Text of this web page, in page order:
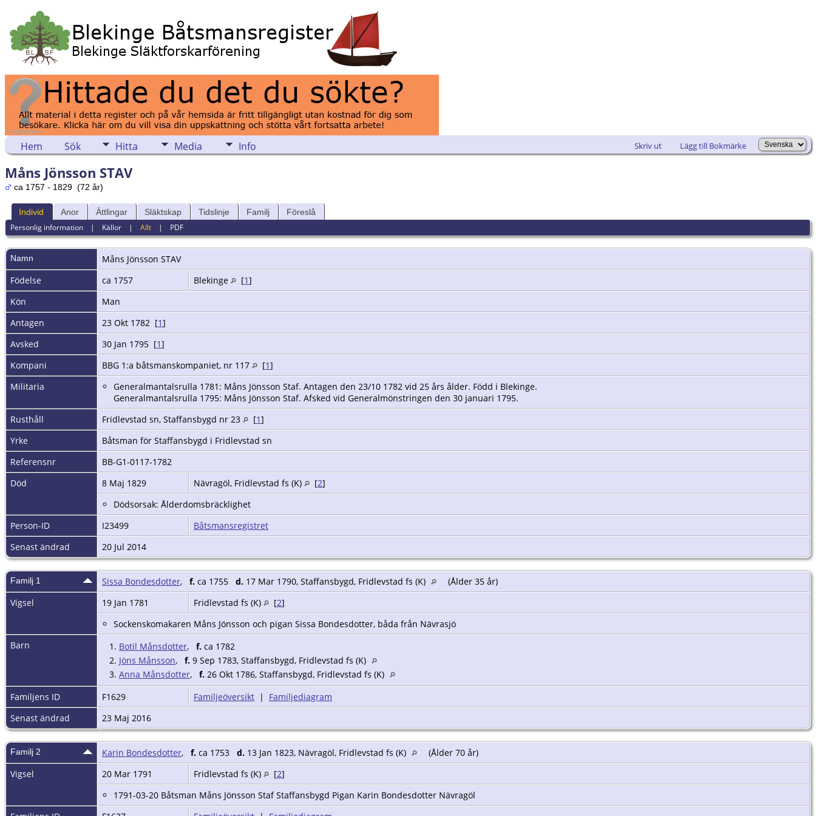
Hem Sök Hitta Media Info Skriv ut Lägg till Bokmärke
Måns Jönsson STAV
ca 1757 - 1829 (72 år)
Individ Anor Ättlingar Släktskap Tidslinje Familj Föreslå
Personlig information | Källor |Allt | PDF
Namn Måns Jönsson STAV
Födelse
ca 1757 Blekinge [1]
Kön
Man
Antagen
23 Okt 1782 [1]
Avsked
30 Jan 1795 [1]
Kompani
BBG 1:a båtsmanskompaniet, nr 117 [1]
Militaria
Generalmantalsrulla 1781: Måns Jönsson Staf. Antagen den 23/10 1782 vid 25 års ålder. Född i Blekinge.
Generalmantalsrulla 1795: Måns Jönsson Staf. Afsked vid Generalmönstringen den 30 januari 1795.
Rusthåll
Fridlevstad sn, Staffansbygd nr 23 [1]
Yrke
Båtsman för Staffansbygd i Fridlevstad sn
Referensnr
BB-G1-0117-1782
Död
8 Maj 1829 Nävragöl, Fridlevstad fs (K) [2]
Dödsorsak: Ålderdomsbräcklighet
Person-ID
I23499
Båtsmansregistret
Senast ändrad
20 Jul 2014
Familj 1 Sissa Bondesdotter, f. ca 1755 d. 17 Mar 1790, Staffansbygd, Fridlevstad fs (K)
(Ålder 35 år)
Vigsel
19 Jan 1781 Fridlevstad fs (K) [2]
Sockenskomakaren Måns Jönsson och pigan Sissa Bondesdotter, båda från Nävrasjö
Barn
1. Botil Månsdotter, f. ca 1782
2. Jöns Månsson, f. 9 Sep 1783, Staffansbygd, Fridlevstad fs (K)
3. Anna Månsdotter, f. 26 Okt 1786, Staffansbygd, Fridlevstad fs (K)
Familjens ID
F1629 Familjeöversikt | Familjediagram
Senast ändrad
23 Maj 2016
Familj 2 Karin Bondesdotter, f. ca 1753 d. 13 Jan 1823, Nävragöl, Fridlevstad fs (K)
(Ålder 70 år)
Vigsel
20 Mar 1791 Fridlevstad fs (K) [2]
1791-03-20 Båtsman Måns Jönsson Staf Staffansbygd Pigan Karin Bondesdotter Nävragöl